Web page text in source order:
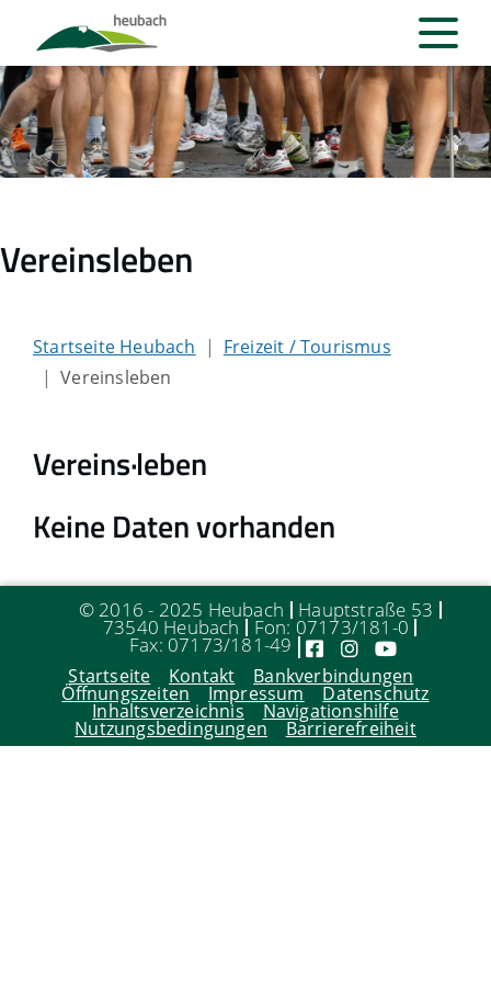
Vereinsleben
Startseite Heubach
Freizeit / Tourismus
Vereinsleben
Vereins·leben
Keine Daten vorhanden
© 2016 - 2025 Heubach Hauptstraße 53
73540 Heubach Fon: 07173/181-0
Fax: 07173/181-49
Startseite Kontakt Bankverbindungen
Öffnungszeiten Impressum Datenschutz
Inhaltsverzeichnis Navigationshilfe
Nutzungsbedingungen Barrierefreiheit